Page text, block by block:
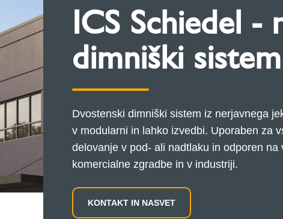
ICS Schiedel -
dimniški sistem
Dvostenski dimniški sistem iz nerjavnega
v modularni in lahko izvedbi. Uporaben za
delovanje v pod- ali nadtlaku in odporen
komercialne zgradbe in v industriji.
KONTAKT IN NASVET